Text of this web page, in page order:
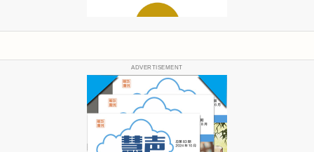
ADVERTISEMENT